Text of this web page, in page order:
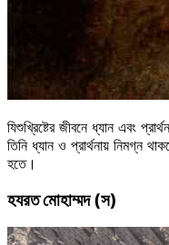
যিশুখ্রিষ্টের জীবনে ধ্যান এবং
তিনি ধ্যান ও প্রার্থনায় নিমগ্ন
হতে।
হযরত মোহাম্মদ (স)